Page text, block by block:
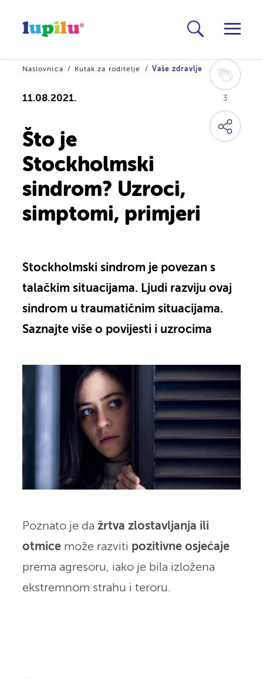
3
Naslovnica Kutak za roditelje Vaše zdravlje
11.08.2021.
Što je
Stockholmski
sindrom? Uzroci,
simptomi, primjeri
Stockholmski sindrom je povezan s
talačkim situacijama. Ljudi razviju ovaj
sindrom u traumatičnim situacijama.
Saznajte više o povijesti i uzrocima
Poznato je da žrtva zlostavljanja ili
otmicemože razviti pozitivne osjećaje
prema agresoru, iako je bila izložena
ekstremnom strahu i teroru.